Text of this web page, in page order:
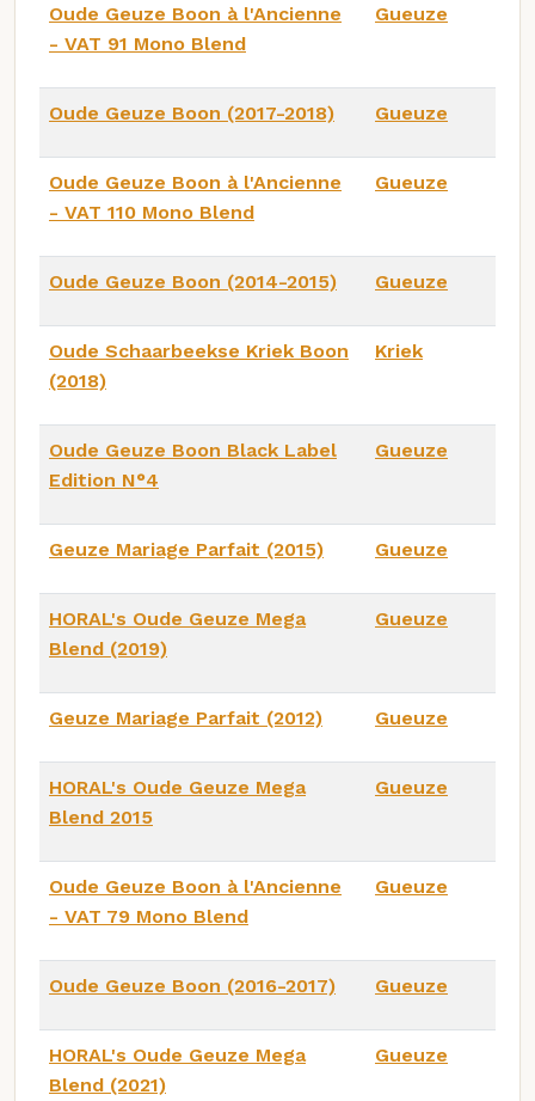
Oude Geuze Boon à l'Ancienne
- VAT 91 Mono Blend
Gueuze
Oude Geuze Boon (2017-2018) Gueuze
Oude Geuze Boon à l'Ancienne
- VAT 110 Mono Blend
Gueuze
Oude Geuze Boon (2014-2015) Gueuze
Oude Schaarbeekse Kriek Boon
(2018)
Kriek
Oude Geuze Boon Black Label
Edition N°4
Gueuze
Geuze Mariage Parfait (2015) Gueuze
HORAL's Oude Geuze Mega
Blend (2019)
Gueuze
Geuze Mariage Parfait (2012) Gueuze
HORAL's Oude Geuze Mega
Blend 2015
Gueuze
Oude Geuze Boon à l'Ancienne
- VAT 79 Mono Blend
Gueuze
Oude Geuze Boon (2016-2017) Gueuze
HORAL's Oude Geuze Mega
Blend (2021)
Gueuze